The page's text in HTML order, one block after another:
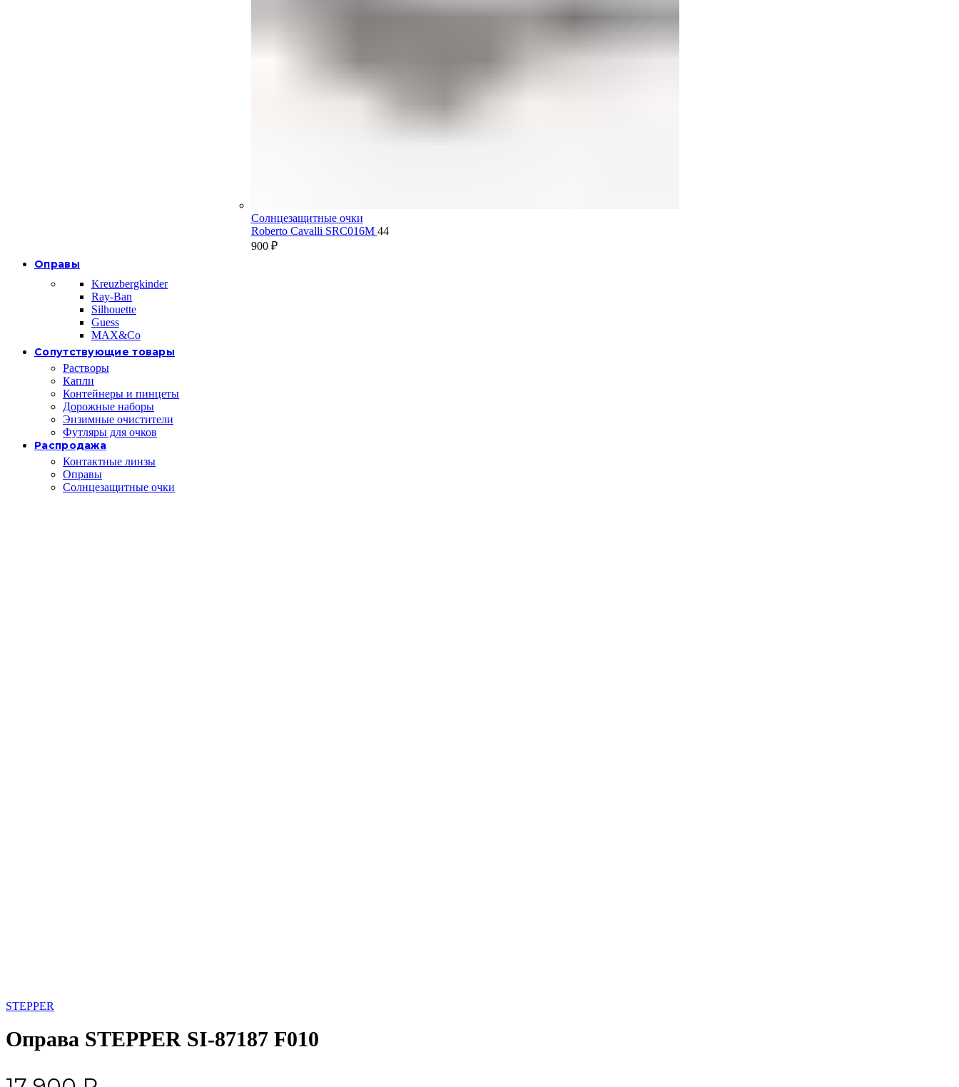
Солнцезащитные очки
Roberto Cavalli SRC016M 44
900 ₽
Оправы
Kreuzbergkinder
Ray-Ban
Silhouette
Guess
MAX&Co
Сопутствующие товары
Растворы
Капли
Контейнеры и пинцеты
Дорожные наборы
Энзимные очистители
Футляры для очков
Распродажа
Контактные линзы
Оправы
Солнцезащитные очки
STEPPER
Оправа STEPPER SI-87187 F010